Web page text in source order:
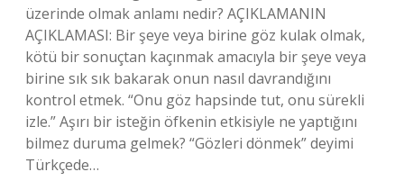
üzerinde olmak anlamı nedir? AÇIKLAMANIN
AÇIKLAMASI: Bir şeye veya birine göz kulak olmak,
kötü bir sonuçtan kaçınmak amacıyla bir şeye veya
birine sık sık bakarak onun nasıl davrandığını
kontrol etmek. “Onu göz hapsinde tut, onu sürekli
izle.” Aşırı bir isteğin öfkenin etkisiyle ne yaptığını
bilmez duruma gelmek? “Gözleri dönmek” deyimi
Türkçede…